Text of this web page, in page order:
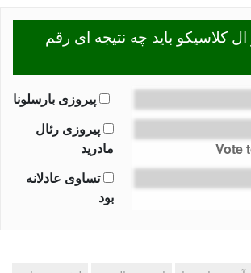
کلاسیکو باید چه نتیجه ای رقم
Vote
پیروزی بارسلونا
پیروزی رئال
مادرید
تساوی عادلانه
بود